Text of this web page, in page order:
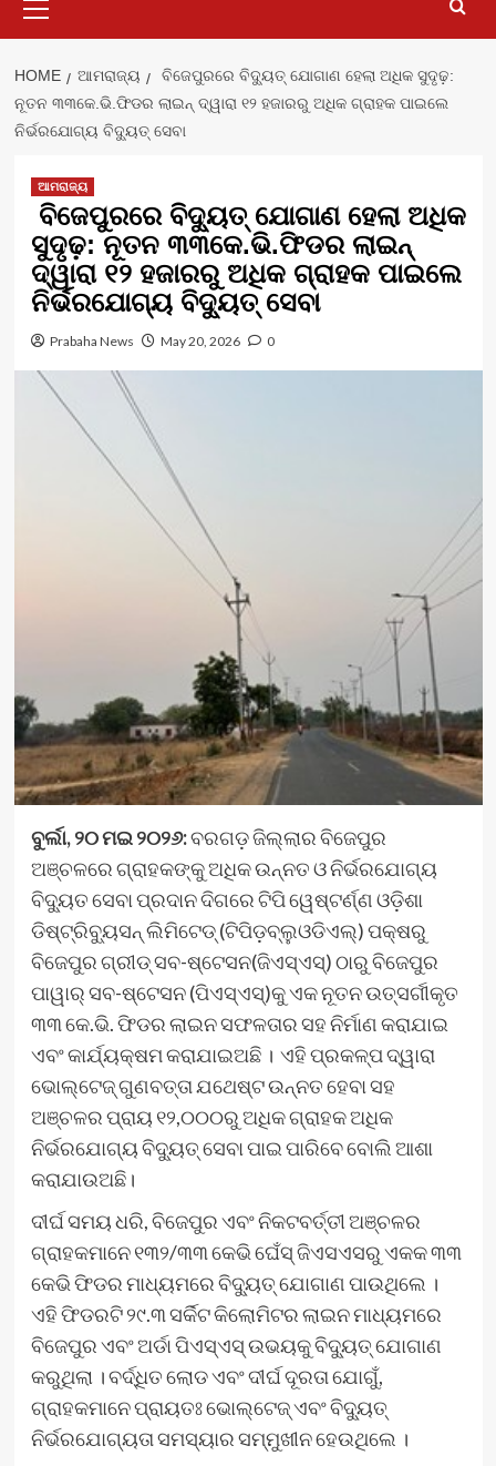
Menu
HOME ଆମରାଜ୍ୟ
ବିଜେପୁରରେ ବିଦ୍ୟୁତ୍ ଯୋଗାଣ ହେଲା ଅଧିକ ସୁଦୃଢ଼:
ନୂତନ ୩୩କେ.ଭି.ଫିଡର ଲାଇନ୍ ଦ୍ୱାରା ୧୨ ହଜାରରୁ ଅଧିକ ଗ୍ରାହକ ପାଇଲେ
ନିର୍ଭରଯୋଗ୍ୟ ବିଦ୍ୟୁତ୍ ସେବା
ଆମରାଜ୍ୟ
ବିଜେପୁରରେ ବିଦ୍ୟୁତ୍ ଯୋଗାଣ ହେଲା ଅଧିକ
ସୁଦୃଢ଼: ନୂତନ ୩୩କେ.ଭି.ଫିଡର ଲାଇନ୍
ଦ୍ୱାରା ୧୨ ହଜାରରୁ ଅଧିକ ଗ୍ରାହକ ପାଇଲେ
ନିର୍ଭରଯୋଗ୍ୟ ବିଦ୍ୟୁତ୍ ସେବା
Prabaha News May 20, 2026 0
ବୁର୍ଲା,୨୦ ମଇ ୨୦୨୬:ବରଗଡ଼ ଜିଲ୍ଲାର ବିଜେପୁର
ଅଞ୍ଚଳରେ ଗ୍ରାହକଙ୍କୁ ଅଧିକ ଉନ୍ନତ ଓ ନିର୍ଭରଯୋଗ୍ୟ
ବିଦ୍ୟୁତ ସେବା ପ୍ରଦାନ ଦିଗରେ ଟିପି ୱେଷ୍ଟର୍ଣ୍ଣ ଓଡ଼ିଶା
ଡିଷ୍ଟ୍ରିବ୍ୟୁସନ୍ ଲିମିଟେଡ୍ (ଟିପିଡ଼ବ୍ଲୁଓଡିଏଲ୍) ପକ୍ଷରୁ
ବିଜେପୁର ଗ୍ରୀଡ୍ ସବ-ଷ୍ଟେସନ(ଜିଏସ୍ଏସ୍) ଠାରୁ ବିଜେପୁର
ପାୱାର୍ ସବ-ଷ୍ଟେସନ (ପିଏସ୍ଏସ୍)କୁ ଏକ ନୂତନ ଉତ୍ସର୍ଗୀକୃତ
୩୩ କେ.ଭି. ଫିଡର ଲାଇନ ସଫଳତାର ସହ ନିର୍ମାଣ କରାଯାଇ
ଏବଂ କାର୍ଯ୍ୟକ୍ଷମ କରାଯାଇଅଛି । ଏହି ପ୍ରକଳ୍ପ ଦ୍ୱାରା
ଭୋଲ୍ଟେଜ୍ ଗୁଣବତ୍ତା ଯଥେଷ୍ଟ ଉନ୍ନତ ହେବା ସହ
ଅଞ୍ଚଳର ପ୍ରାୟ ୧୨,୦୦୦ରୁ ଅଧିକ ଗ୍ରାହକ ଅଧିକ
ନିର୍ଭରଯୋଗ୍ୟ ବିଦ୍ୟୁତ୍ ସେବା ପାଇ ପାରିବେ ବୋଲି ଆଶା
କରାଯାଉଅଛି।
ଦୀର୍ଘ ସମୟ ଧରି, ବିଜେପୁର ଏବଂ ନିକଟବର୍ତ୍ତୀ ଅଞ୍ଚଳର
ଗ୍ରାହକମାନେ ୧୩୨/୩୩ କେଭି ଘେଁସ୍ ଜିଏସଏସରୁ ଏକକ ୩୩
କେଭି ଫିଡର ମାଧ୍ୟମରେ ବିଦ୍ୟୁତ୍ ଯୋଗାଣ ପାଉଥିଲେ ।
ଏହି ଫିଡରଟି ୨୯.୩ ସର୍କିଟ କିଲୋମିଟର ଲାଇନ ମାଧ୍ୟମରେ
ବିଜେପୁର ଏବଂ ଅର୍ଡା ପିଏସ୍ଏସ୍ ଉଭୟକୁ ବିଦ୍ୟୁତ୍ ଯୋଗାଣ
କରୁଥିଲା । ବର୍ଦ୍ଧିତ ଲୋଡ ଏବଂ ଦୀର୍ଘ ଦୂରତା ଯୋଗୁଁ,
ଗ୍ରାହକମାନେ ପ୍ରାୟତଃ ଭୋଲ୍ଟେଜ୍ ଏବଂ ବିଦ୍ୟୁତ୍
ନିର୍ଭରଯୋଗ୍ୟତା ସମସ୍ୟାର ସମ୍ମୁଖୀନ ହେଉଥିଲେ ।